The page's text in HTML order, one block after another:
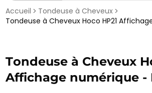
Accueil
Tondeuse à Cheveux
Tondeuse à Cheveux Hoco HP21
Tondeuse à Cheveux
Affichage numérique -